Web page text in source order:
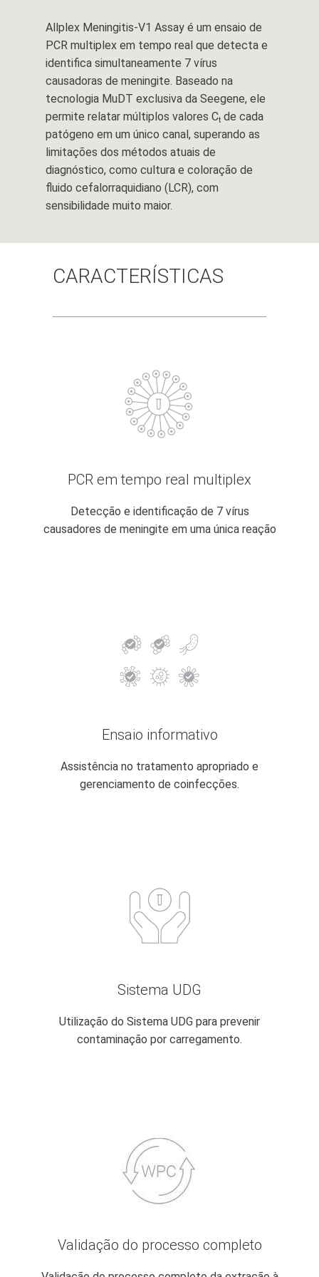
Allplex Meningitis-V1 Assay é um ensaio de
PCR multiplex em tempo real que detecta e
identifica simultaneamente 7 vírus
causadoras de meningite. Baseado na
tecnologia MuDT exclusiva da Seegene, ele
permite relatar múltiplos valores Ct de cada
patógeno em um único canal, superando as
limitações dos métodos atuais de
diagnóstico, como cultura e coloração de
fluido cefalorraquidiano (LCR), com
sensibilidade muito maior.
CARACTERÍSTICAS
PCR em tempo real multiplex
Detecção e identificação de 7 vírus
causadores de meningite em uma única reação
Ensaio informativo
Assistência no tratamento apropriado e
gerenciamento de coinfecções.
Sistema UDG
Utilização do Sistema UDG para prevenir
contaminação por carregamento.
Validação do processo completo